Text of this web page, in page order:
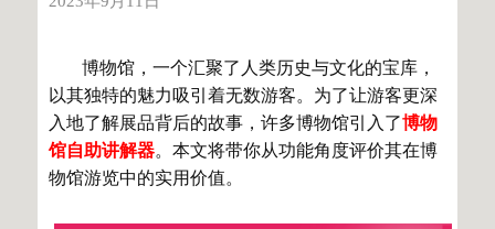
博物馆，一个汇聚了人类历史与文化的宝库，
以其独特的魅力吸引着无数游客。为了让游客更深
入地了解展品背后的故事，许多博物馆引入了博物
馆自助讲解器。本文将带你从功能角度评价其在博
物馆游览中的实用价值。